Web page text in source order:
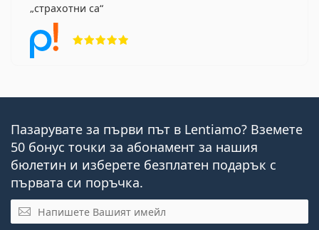
страхотни са
Пазарувате за първи път в Lentiamo? Вземете
50 бонус точки за абонамент за нашия
бюлетин и изберете безплатен подарък с
първата си поръчка.
Имейл